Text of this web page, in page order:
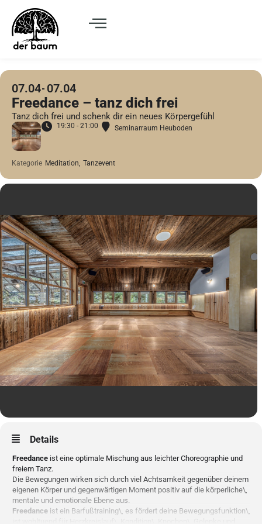
07.04 07.04
Freedance – tanz dich frei
Tanz dich frei und schenk dir ein neues Körpergefühl
19:30 - 21:00 Seminarraum Heuboden
Kategorie Meditation, Tanzevent
Details
Freedance ist eine optimale Mischung aus leichter Choreographie und
freiem Tanz.
Die Bewegungen wirken sich durch viel Achtsamkeit gegenüber deinem
eigenen Körper und gegenwärtigen Moment positiv auf die körperliche\,
mentale und emotionale Ebene aus.
Freedance ist ein Barfußtraining\, es fördert deine Bewegungsfunktion\,